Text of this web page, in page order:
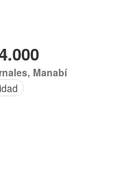
Manabí